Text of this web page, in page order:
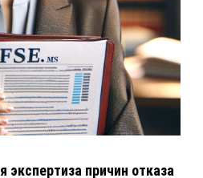
экспертиза причин отказа